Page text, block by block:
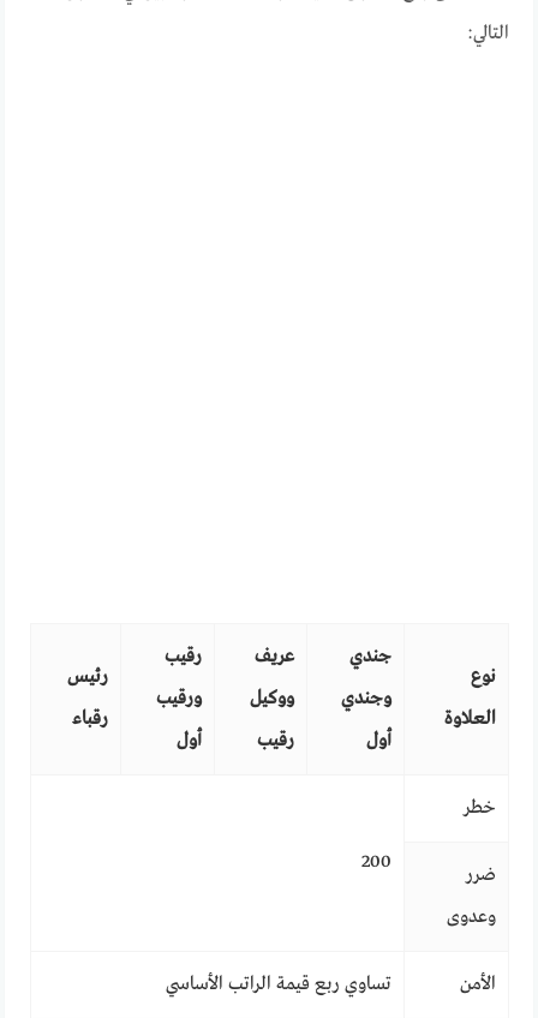
التالي:
نوع
العلاوة
جندي
وجندي
أول
عريف
ووكيل
رقيب
رقيب
ورقيب
أول
رئيس
رقباء
خطر
200
ضرر
وعدوى
الأمن تساوي ربع قيمة الراتب الأساسي